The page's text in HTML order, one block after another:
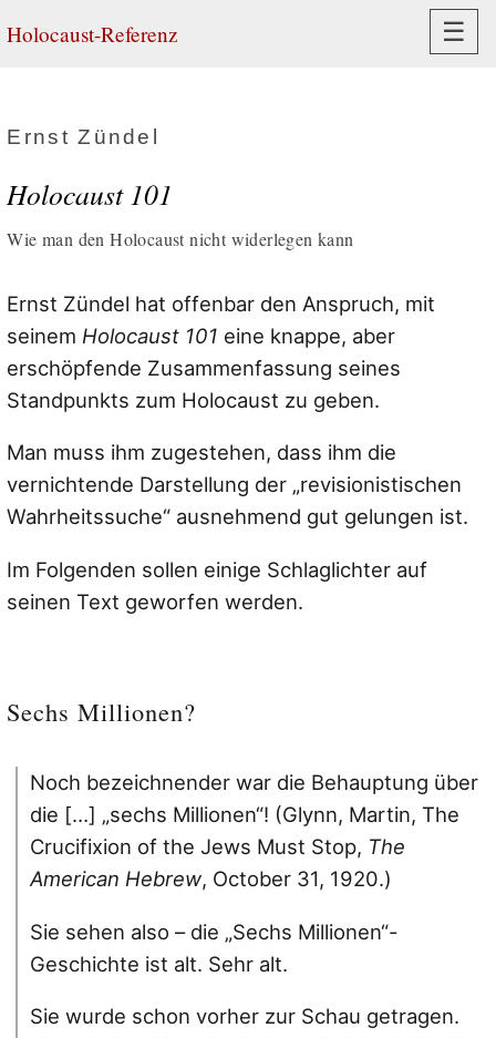
Holocaust-Referenz ☰
Ernst Zündel
Holocaust 101
Wie man den Holocaust nicht widerlegen kann
Ernst Zündel hat offenbar den Anspruch, mit
seinem Holocaust 101 eine knappe, aber
erschöpfende Zusammenfassung seines
Standpunkts zum Holocaust zu geben.
Man muss ihm zugestehen, dass ihm die
vernichtende Darstellung der „revisionistischen
Wahrheitssuche“ ausnehmend gut gelungen ist.
Im Folgenden sollen einige Schlaglichter auf
seinen Text geworfen werden.
Sechs Millionen?
Noch bezeichnender war die Behauptung über
die […] „sechs Millionen“! (Glynn, Martin, The
Crucifixion of the Jews Must Stop, The
American Hebrew, October 31, 1920.)
Sie sehen also – die „Sechs Millionen“-
Geschichte ist alt. Sehr alt.
Sie wurde schon vorher zur Schau getragen.